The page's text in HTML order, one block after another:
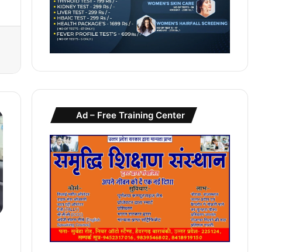
Ad – Free Training Center